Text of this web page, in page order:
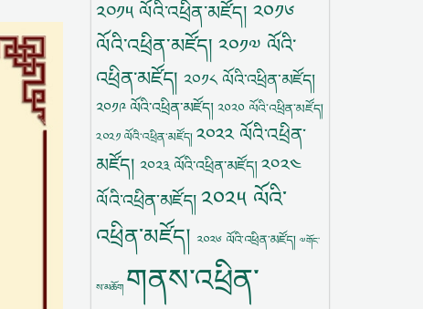
༢༠༡༥ ལོའི་འཕྲིན་མཛོད། ༢༠༡༦
ལོའི་འཕྲིན་མཛོད། ༢༠༡༧ ལོའི་
འཕྲིན་མཛོད། ༢༠༡༨ ལོའི་འཕྲིན་མཛོད།
༢༠༡༩ ལོའི་འཕྲིན་མཛོད། ༢༠༢༠ ལོའི་འཕྲིན་མཛོད།
༢༠༢༡ ལོའི་འཕྲིན་མཛོད། ༢༠༢༢ ལོའི་འཕྲིན་
མཛོད། ༢༠༢༣ ལོའི་འཕྲིན་མཛོད། ༢༠༢༤
ལོའི་འཕྲིན་མཛོད། ༢༠༢༥ ལོའི་
འཕྲིན་མཛོད། ༢༠༢༦ ལོའི་འཕྲིན་མཛོད། ༧གོང་
ས་མཆོག གནས་འཕྲིན་